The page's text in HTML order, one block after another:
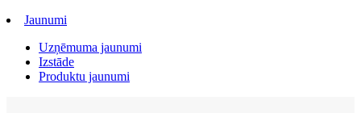
Jaunumi
Uzņēmuma jaunumi
Izstāde
Produktu jaunumi